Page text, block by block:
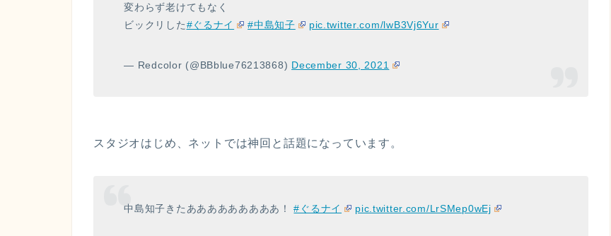
変わらず老けてもなく
ビックリした#ぐるナイ #中島知子 pic.twitter.com/lwB3Vj6Yur
— Redcolor (@BBblue76213868) December 30, 2021
スタジオはじめ、ネットでは神回と話題になっています。
中島知子きたあああああああああ！#ぐるナイ pic.twitter.com/LrSMep0wEj